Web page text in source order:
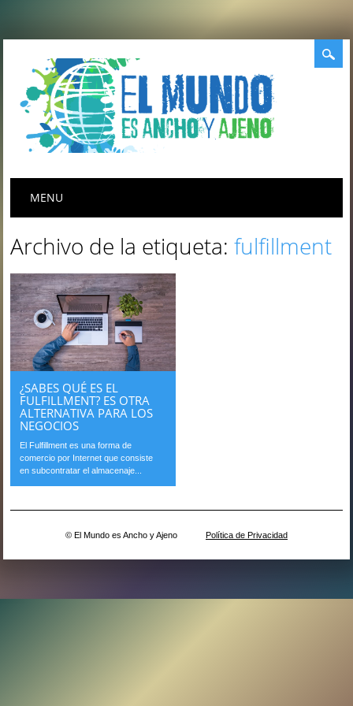
Menú principal
MENU
Archivo de la etiqueta:fulfillment
¿SABES QUÉ ES EL
FULFILLMENT? ES OTRA
ALTERNATIVA PARA LOS
NEGOCIOS
El Fulfillment es una forma de
comercio por Internet que consiste
en subcontratar el almacenaje...
© El Mundo es Ancho y Ajeno Política de Privacidad